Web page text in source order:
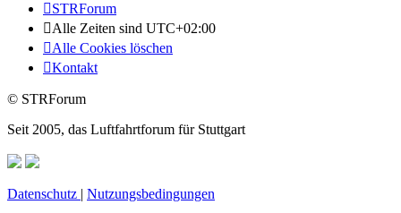
STRForum
Alle Zeiten sind UTC+02:00
Alle Cookies löschen
Kontakt
© STRForum
Seit 2005, das Luftfahrtforum für Stuttgart
Datenschutz Nutzungsbedingungen